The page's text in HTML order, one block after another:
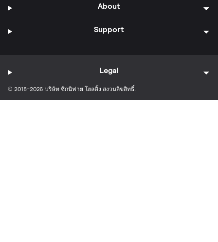
About
Support
© 2018-2026 บริษัท ซิกนิฟาย โฮลดิ้ง สงวนลิขสิทธิ์.
Legal